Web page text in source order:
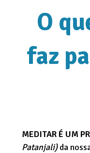
O
faz
MEDITAR É UM
Patanjali)da